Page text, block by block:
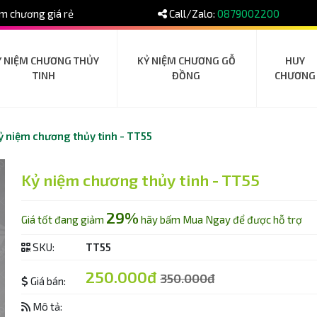
niệm chương thủy tinh - TT55
Kỷ niệm chương thủy tinh - TT55
Giá tốt đang giảm 29% hãy bấm Mua Ngay để được hỗ trợ
SKU: TT55
Giá bán: 250.000đ350.000đ
Mô tả:
chương giá rẻ Call/Zalo:0879002200
NIỆM CHƯƠNG THỦY
TINH
KỶ NIỆM CHƯƠNG GỖ
ĐỒNG
HUY
CHƯƠNG